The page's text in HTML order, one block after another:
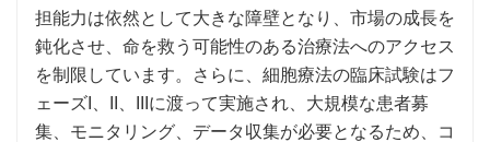
担能力は依然として大きな障壁となり、市場の成長を
鈍化させ、命を救う可能性のある治療法へのアクセス
を制限しています。さらに、細胞療法の臨床試験はフ
ェーズI、II、IIIに渡って実施され、大規模な患者募
集、モニタリング、データ収集が必要となるため、コ